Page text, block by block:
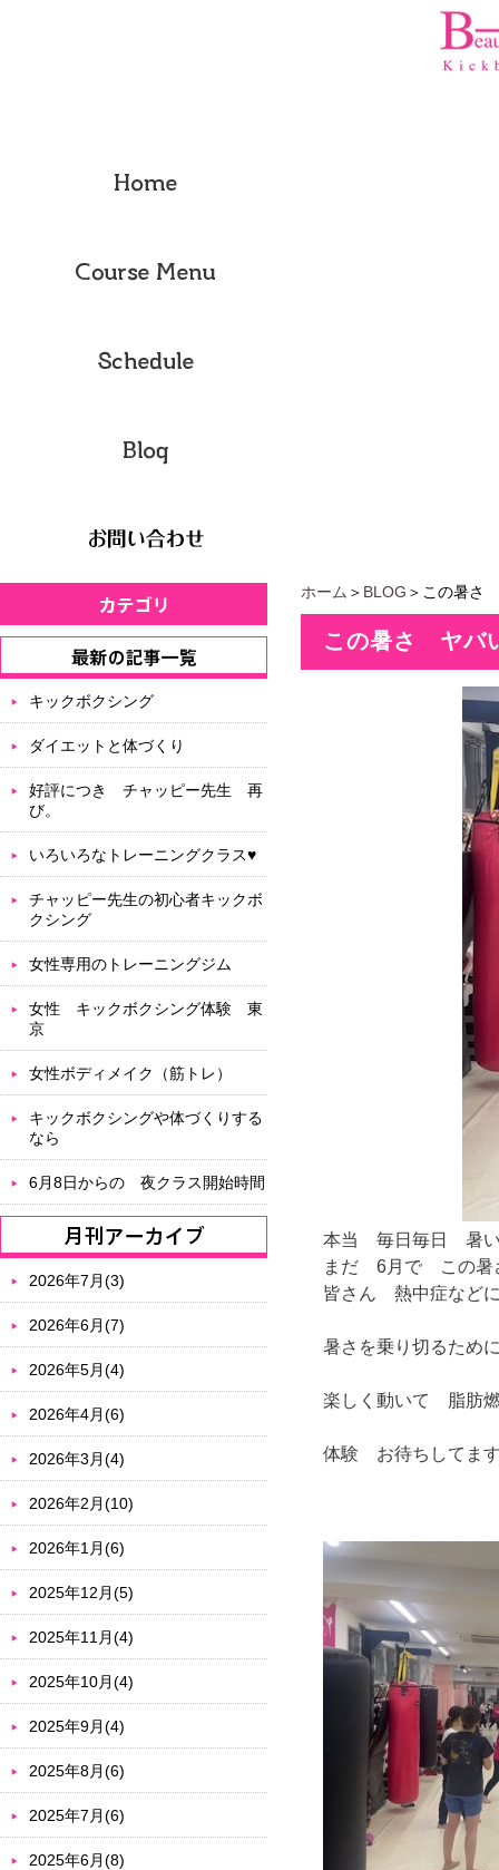
ホーム ＞ BLOG ＞この暑さ
この暑さ ヤバ
本当 毎日毎日 暑
まだ 6月で この暑
皆さん 熱中症など
暑さを乗り切るた
楽しく動いて 脂肪
体験 お待ちしてま
キックボクシング
ダイエットと体づくり
好評につき チャッピー先生 再
び。
いろいろなトレーニングクラス♥
チャッピー先生の初心者キックボ
クシング
女性専用のトレーニングジム
女性 キックボクシング体験 東
京
女性ボディメイク（筋トレ）
キックボクシングや体づくりする
なら
6月8日からの 夜クラス開始時間
2026年7月(3)
2026年6月(7)
2026年5月(4)
2026年4月(6)
2026年3月(4)
2026年2月(10)
2026年1月(6)
2025年12月(5)
2025年11月(4)
2025年10月(4)
2025年9月(4)
2025年8月(6)
2025年7月(6)
2025年6月(8)